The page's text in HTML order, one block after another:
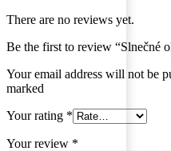
There are no reviews yet.
Be the first to review “Slnečné
Your email address will not be
marked
Your rating *
Your review *